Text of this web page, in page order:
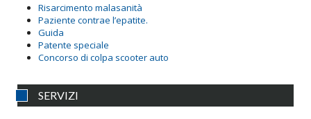
Risarcimento malasanità
Paziente contrae l’epatite.
Guida
Patente speciale
Concorso di colpa scooter auto
SERVIZI